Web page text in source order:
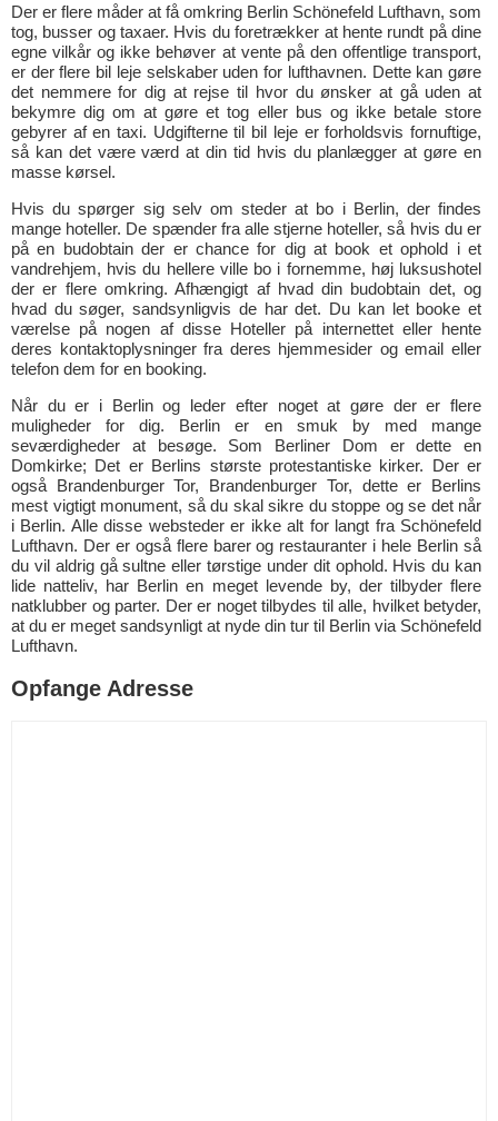
Der er flere måder at få omkring Berlin Schönefeld Lufthavn, som
tog, busser og taxaer. Hvis du foretrækker at hente rundt på dine
egne vilkår og ikke behøver at vente på den offentlige transport,
er der flere bil leje selskaber uden for lufthavnen. Dette kan gøre
det nemmere for dig at rejse til hvor du ønsker at gå uden at
bekymre dig om at gøre et tog eller bus og ikke betale store
gebyrer af en taxi. Udgifterne til bil leje er forholdsvis fornuftige,
så kan det være værd at din tid hvis du planlægger at gøre en
masse kørsel.
Hvis du spørger sig selv om steder at bo i Berlin, der findes
mange hoteller. De spænder fra alle stjerne hoteller, så hvis du er
på en budobtain der er chance for dig at book et ophold i et
vandrehjem, hvis du hellere ville bo i fornemme, høj luksushotel
der er flere omkring. Afhængigt af hvad din budobtain det, og
hvad du søger, sandsynligvis de har det. Du kan let booke et
værelse på nogen af disse Hoteller på internettet eller hente
deres kontaktoplysninger fra deres hjemmesider og email eller
telefon dem for en booking.
Når du er i Berlin og leder efter noget at gøre der er flere
muligheder for dig. Berlin er en smuk by med mange
seværdigheder at besøge. Som Berliner Dom er dette en
Domkirke; Det er Berlins største protestantiske kirker. Der er
også Brandenburger Tor, Brandenburger Tor, dette er Berlins
mest vigtigt monument, så du skal sikre du stoppe og se det når
i Berlin. Alle disse websteder er ikke alt for langt fra Schönefeld
Lufthavn. Der er også flere barer og restauranter i hele Berlin så
du vil aldrig gå sultne eller tørstige under dit ophold. Hvis du kan
lide natteliv, har Berlin en meget levende by, der tilbyder flere
natklubber og parter. Der er noget tilbydes til alle, hvilket betyder,
at du er meget sandsynligt at nyde din tur til Berlin via Schönefeld
Lufthavn.
Opfange Adresse